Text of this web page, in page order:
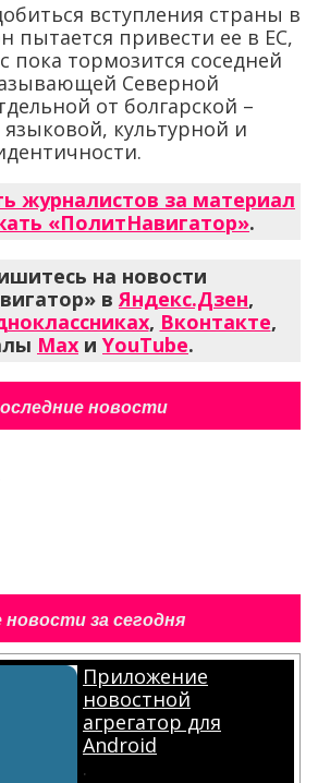
вступления страны в
пытается привести ее в ЕС,
пока тормозится соседней
Северной
от болгарской –
культурной и
журналистов за материал
«ПолитНавигатор».
на новости
вЯндекс.Дзен,
, Вконтакте,
Max и YouTube.
новости
новости за сегодня
Приложение
новостной
агрегатор для
Android
.